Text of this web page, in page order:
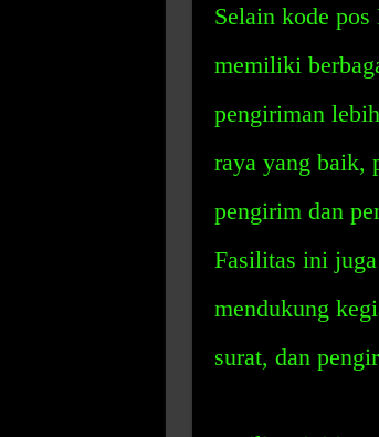
Selain kode
memiliki
pengiriman
raya yang baik,
pengirim dan
Fasilitas ini
mendukung
surat, dan